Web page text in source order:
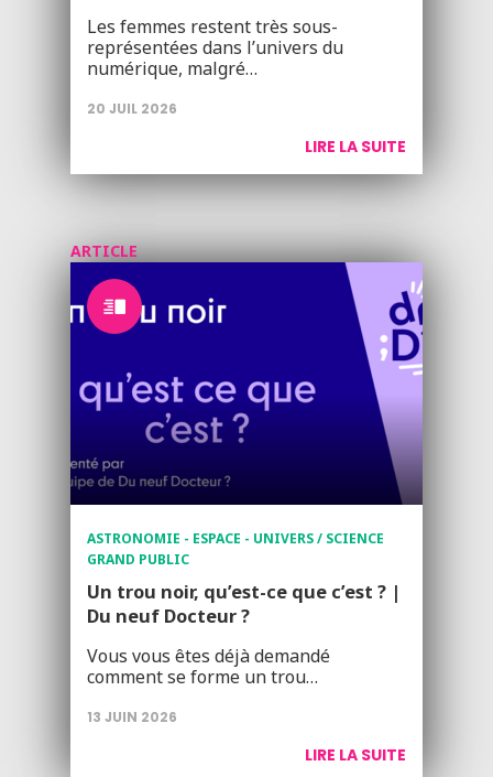
Les femmes restent très sous-
représentées dans l’univers du
numérique, malgré…
20 JUIL 2026
LIRE LA SUITE
ARTICLE
ASTRONOMIE - ESPACE - UNIVERS / SCIENCE
GRAND PUBLIC
Un trou noir, qu’est-ce que c’est ? |
Du neuf Docteur ?
Vous vous êtes déjà demandé
comment se forme un trou…
13 JUIN 2026
LIRE LA SUITE